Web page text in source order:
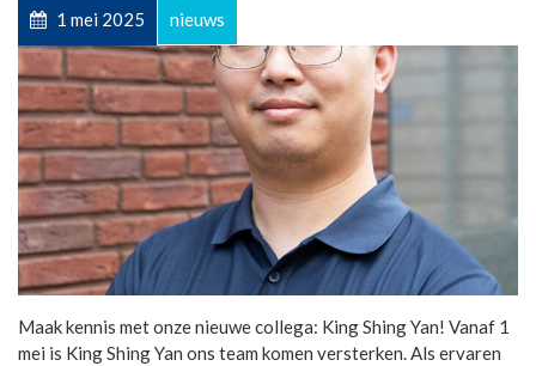
1 mei 2025 nieuws
Maak kennis met onze nieuwe collega: King Shing Yan! Vanaf 1
mei is King Shing Yan ons team komen versterken. Als ervaren